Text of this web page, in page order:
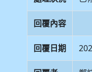
回覆內容
回覆日期